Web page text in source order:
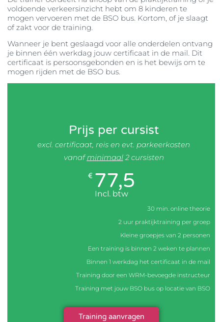
voldoende verkeersinzicht hebt om 8 kinderen te
mogen vervoeren met de BSO bus. Kortom, of je slaagt
of zakt voor de training.
Wanneer je bent geslaagd voor alle onderdelen ontvang
je binnen één werkdag jouw certificaat in de mail. Dit
certificaat is persoonsgebonden en is het bewijs om te
mogen rijden met de BSO bus.
Prijs per cursist
excl. certificaat, reis en evt. parkeerkosten
vanafminimaal2 cursisten
€ 77,5
Incl. btw
30 min. online theorie
2 uur praktijktraining per groep
Kleine groepjes van 2 personen
Een training is binnen 2 weken te plannen
Binnen 1 werkdag het certificaat in de mail
Training door een WRM-bevoegde instructeur
Training met jouw BSO bus op locatie van BSO
Training aanvragen